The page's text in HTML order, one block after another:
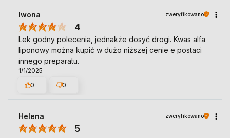
Iwona zweryfikowano
4
Lek godny polecenia, jednakże dosyć drogi. Kwas alfa
liponowy można kupić w dużo niższej cenie e postaci
innego preparatu.
1/1/2025
0
0
Helena zweryfikowano
5